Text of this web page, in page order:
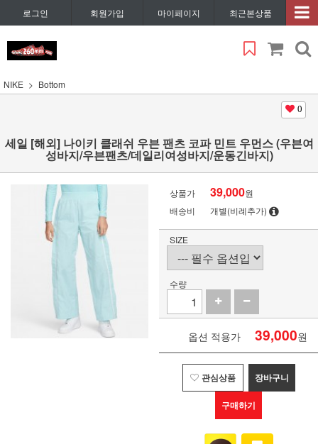
로그인 회원가입 마이페이지 최근본상품
NIKE Bottom
0
세일 [해외] 나이키 클래쉬 우븐 팬츠 코파 민트 우먼스 (우븐여
성바지/우븐팬츠/데일리여성바지/운동긴바지)
상품가 39,000원
배송비
개별(비례추가)
SIZE
수량
옵션 적용가 39,000원
관심상품 장바구니
구매하기